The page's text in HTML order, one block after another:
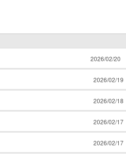
2026/02/20
2026/02/19
2026/02/18
2026/02/17
2026/02/17